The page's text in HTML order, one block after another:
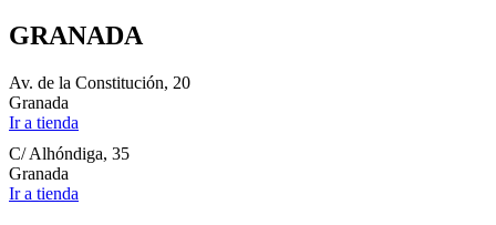
GRANADA
Av. de la Constitución, 20
Granada
Ir a tienda
C/ Alhóndiga, 35
Granada
Ir a tienda